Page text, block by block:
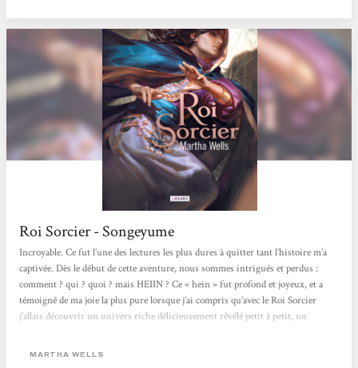
Roi Sorcier - Songeyume
Incroyable. Ce fut l’une des lectures les plus dures à quitter tant l’histoire m’a
captivée. Dès le début de cette aventure, nous sommes intrigués et perdus :
comment ? qui ? quoi ? mais HEIIN ? Ce « hein » fut profond et joyeux, et a
témoigné de ma joie la plus pure lorsque j’ai compris qu’avec le Roi Sorcier
j’allais découvrir un univers riche délicieusement révélé petit à petit, un
j’en veux encore), des intrigues haletantes, des peuples mystérieux et
MARTHA WELLS